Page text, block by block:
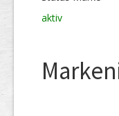
aktiv